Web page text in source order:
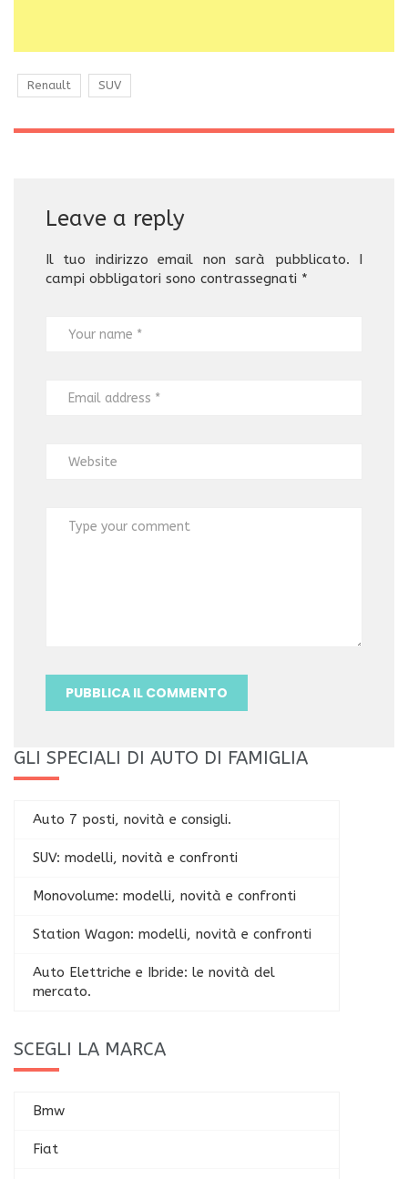
Renault SUV
Leave a reply
Il tuo indirizzo email non sarà pubblicato.
campi obbligatori sono contrassegnati *
GLI SPECIALI DI AUTO DI FAMIGLIA
Auto 7 posti, novità e consigli.
SUV: modelli, novità e confronti
Monovolume: modelli, novità e confronti
Station Wagon: modelli, novità e confronti
Auto Elettriche e Ibride: le novità del
mercato.
SCEGLI LA MARCA
Bmw
Fiat